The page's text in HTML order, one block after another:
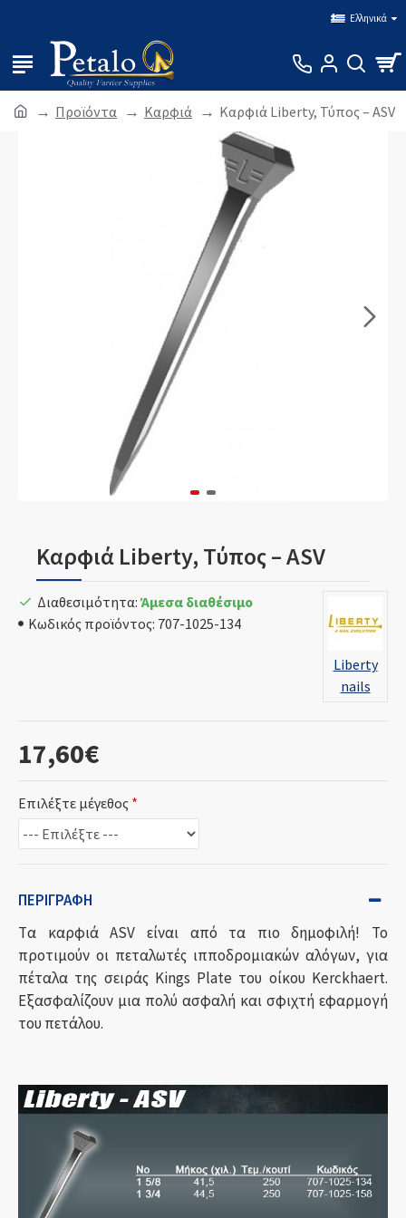
Ελληνικά
Προϊόντα Καρφιά Καρφιά Liberty, Τύπος – ASV
Καρφιά Liberty, Τύπος – ASV
17,60€
Διαθεσιμότητα: Άμεσα διαθέσιμο
Κωδικός προϊόντος: 707-1025-134
Liberty
nails
Επιλέξτε μέγεθος
ΠΕΡΙΓΡΑΦΉ
Tα καρφιά ASV είναι από τα πιο δημοφιλή! Το
προτιμούν οι πεταλωτές ιπποδρομιακών αλόγων, για
πέταλα της σειράς Kings Plate του οίκου Kerckhaert.
Εξασφαλίζουν μια πολύ ασφαλή και σφιχτή εφαρμογή
του πετάλου.